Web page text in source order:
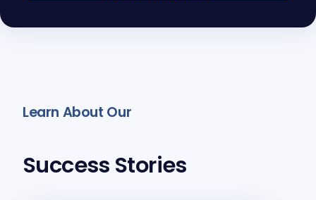
Learn About Our
Success Stories